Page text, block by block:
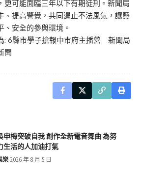
更可能面臨三年以下有期徒刑。新聞局
、提高警覺，共同遏止不法風氣，讓藝
、安全的參與環境。
: 6縣市學子搶報中市府主播營 新聞局
聞
申梅突破自我 創作全新電音舞曲 為努
生活的人加油打氣
樂 2026 年 8 月 5 日